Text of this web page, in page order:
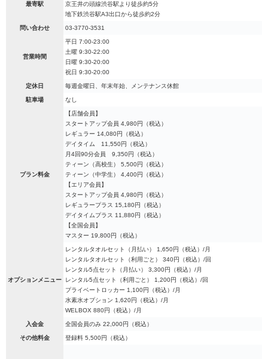
最寄駅
京王井の頭線渋谷駅より徒歩約5分
地下鉄渋谷駅A3出口から徒歩約2分
問い合わせ 03-3770-3531
営業時間
平日 7:00-23:00
土曜 9:30-22:00
日曜 9:30-20:00
祝日 9:30-20:00
定休日 毎週金曜日、年末年始、メンテナンス休館
駐車場 なし
プラン料金
【店舗会員】
スタートアップ会員 4,980円（税込）
レギュラー 14,080円（税込）
デイタイム 11,550円（税込）
月4回90分会員 9,350円（税込）
ティーン（高校生） 5,500円（税込）
ティーン（中学生） 4,400円（税込）
【エリア会員】
スタートアップ会員 4,980円（税込）
レギュラープラス 15,180円（税込）
デイタイムプラス 11,880円（税込）
【全国会員】
マスター 19,800円（税込）
オプションメニュー
レンタルタオルセット（月払い） 1,650円（税込）/月
レンタルタオルセット（利用ごと） 340円（税込）/回
レンタル5点セット（月払い） 3,300円（税込）/月
レンタル5点セット（利用ごと） 1,200円（税込）/回
プライベートロッカー 1,100円（税込）/月
水素水オプション 1,620円（税込）/月
WELBOX 880円（税込）/月
入会金 全国会員のみ 22,000円（税込）
その他料金 登録料 5,500円（税込）